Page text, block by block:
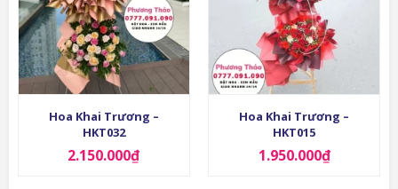
Hoa Khai Trương –
HKT032
2.150.000₫
Hoa Khai Trương –
HKT015
1.950.000₫